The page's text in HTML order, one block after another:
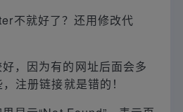
不就好了？还用修改代
，因为有的网址后面会多
注册链接就是错的！